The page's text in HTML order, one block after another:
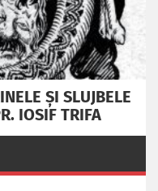
ŞI SLUJBELE
IOSIF TRIFA